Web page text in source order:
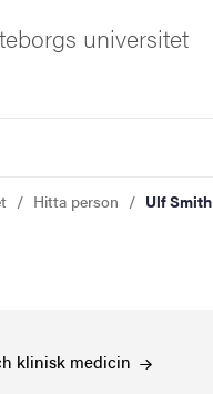
universitet
Hitta person Ulf Smith
klinisk medicin